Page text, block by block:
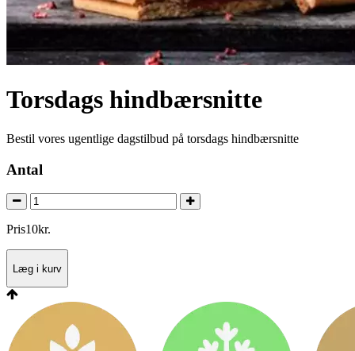
Torsdags hindbærsnitte
Bestil vores ugentlige dagstilbud på torsdags hindbærsnitte
Antal
Pris10kr.
Læg i kurv